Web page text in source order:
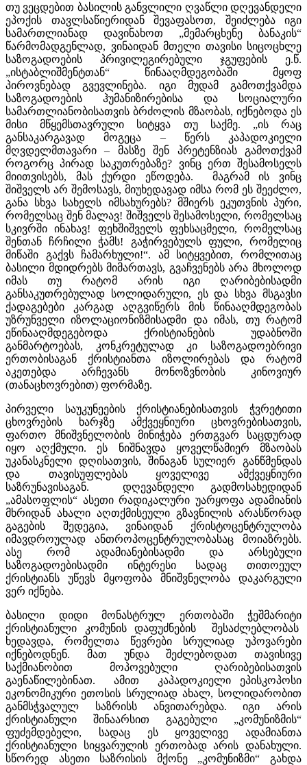
თუ ვეცდებით ბასილის განვლილი ღვაწლი დღევანდელი
ეპოქის თავლსაწიერიდან შევაფასოთ, შეიძლება იგი
სამართლიანად დავინახოთ „მემარცხენე ბანაკის“
წარმომადგენლად, ვინაიდან მთელი თავისი სიცოცხლე
საზოგადოების პრივილეგირებული ჯგუფების ე.წ.
„ისტაბლიშმენტთან“ წინააღმდეგობაში მყოფ
პიროვნებად გვევლინება. იგი მუდამ გამოთქვამდა
საზოგადოების ჰუმანიზირებისა და სოციალური
სამართლიანობისათვის ბრძოლის მზაობას, იქნებოდა ეს
მისი მწყემსთავრული სიტყვა თუ საქმე. „ის რაც
განსაკარგავად მოგეცა – წერს კაპადოკიელი
მღვდელმთავარი – მასზე შენ პრეტენზიას გამოთქვამ
როგორც პირად საკუთრებაზე? ვინც ერთ შესამოსელს
მიითვისებს, მას ქურდი ეწოდება. მაგრამ ის ვინც
შიშველს არ შემოსავს, მიუხედავად იმსა რომ ეს შეეძლო,
განა სხვა სახელს იმსახურებს? მშიერს ეკუთვნის პური,
რომელსაც შენ მალავ! შიშველს შესამოსელი, რომელსაც
სკივრში ინახავ! ფეხშიშველს ფეხსაცმელი, რომელსაც
შენთან ჩრჩილი ჭამს! გაჭირვებულს ფული, რომელიც
მიწაში გაქვს ჩამარხული!“. ამ სიტყვებით, რომლითაც
ბასილი მდიდრებს მიმართავს, გვაჩვენებს არა მხოლოდ
იმას თუ რატომ არის იგი ღარიბებისადმი
განსაკუთრებულად სოლიდარული, ეს და სხვა მსგავსი
ქადაგებები კარგად აღგვიწერს მის წინააღმდეგობას
უზრუნველი იზოლაციონიზმისადმი და იმას, თუ რატომ
ეწინააღმდეგებოდა ქრისტიანების უდაბნოში
განმარტოებას, კონკრეტულად კი საზოგადოებრივი
ერთობისაგან ქრისტიანთა იზოლირებას და რატომ
აკეთებდა არჩევანს მონოზვნობის კინოვიურ
(თანაცხოვრებით) ფორმაზე.
პირველი საუკუნეების ქრისტიანებისათვის ჭვრეტითი
ცხოვრების ხარჯზე ამქვეყნიური ცხოვრებისათვის,
ფართო მნიშვნელობის მინიჭება ერთგვარ საცდურად
იყო აღქმული. ეს ნიშნავდა ყოველწამიერ მზაობას
უკანასკნელი დღისათვის, შინაგან სულიერ განწმენდას
და თავისუფლებას ყოველივე ამქვეყნიური
საზრუნავისაგან. დღევანდელი გადმოსახედიდან
„ამასოფლის“ ასეთი რადიკალური უარყოფა ადამიანის
მხრიდან ახალი აღთქმისეული გზავნილის არასწორად
გაგების შედეგია, ვინაიდან ქრისტოცენტრულობა
იმავდროულად ანთროპოცენტრულობასაც მოიაზრებს.
ასე რომ ადამიანებისადმი და არსებული
საზოგადოებისადმი ინტერესი სადაც თითოეულ
ქრისტიანს უწევს მყოფობა მნიშვნელობა დაკარგული
ვერ იქნება.
ბასილი დიდი მონასტრულ ერთობაში ჭეშმარიტი
ქრისტიანული კომუნის დაფუძნების შესაძლებლობას
ხედავდა, რომელთა წევრები სრულიად უპოვარები
იქნებოდნენ. მათ უნდა შეძლებოდათ თავისივე
საქმიანობით მოპოვებული ღარიბებისათვის
გაენაწილებინათ. ამით კაპადოკიელი ეპისკოპოსი
ეკონომიკური ეთოსის სრულიად ახალ, სოლიდარობით
განმსჭვალულ საზრისს ანვითარებდა. იგი არის
ქრისტიანული შინაარსით გაგებული „კომუნიზმის“
ფუძემდებელი, სადაც ეს ყოველივე ადამიანთა
ქრისტიანული სიყვარულის ერთობად არის დანახული.
სწორედ ასეთი საზრისის მქონე „კომუნიზმი“ გახდა